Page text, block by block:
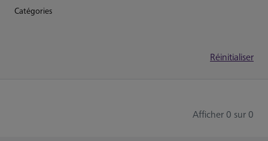
Catégories
Réinitialiser
Afficher 0 sur 0